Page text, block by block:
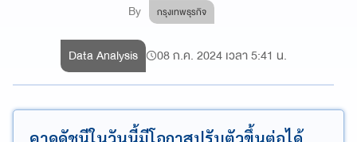
By กรุงเทพธุรกิจ
Data Analysis 08 ก.ค. 2024 เวลา 5:41 น.
คาดดัชนีในวันนี้มีโอกาสปรับตัวขึ้นต่อได้